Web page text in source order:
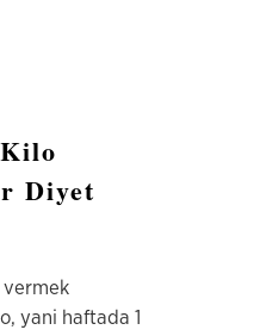
Diyet
vermek
yani haftada 1